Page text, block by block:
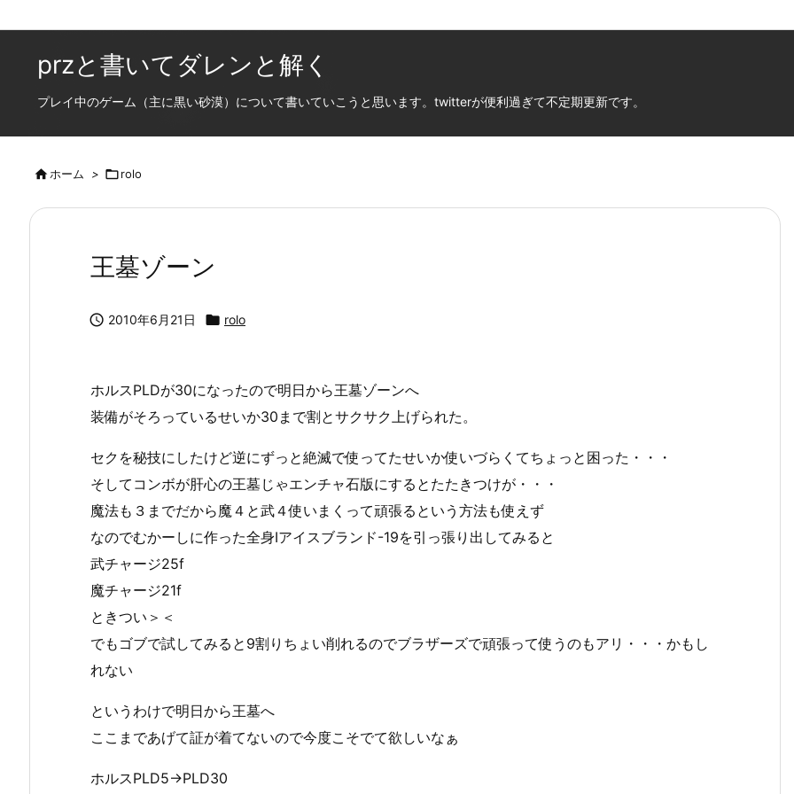
przと書いてダレンと解く
プレイ中のゲーム（主に黒い砂漠）について書いていこうと思います。twitterが便利過ぎて不定期更新です。
ホーム > rolo
王墓ゾーン
 2010年6月21日  rolo
ホルスPLDが30になったので明日から王墓ゾーンへ
装備がそろっているせいか30まで割とサクサク上げられた。
セクを秘技にしたけど逆にずっと絶滅で使ってたせいか使いづらくてちょっと困った・・・
そしてコンボが肝心の王墓じゃエンチャ石版にするとたたきつけが・・・
魔法も３までだから魔４と武４使いまくって頑張るという方法も使えず
なのでむかーしに作った全身Ⅰアイスブランド-19を引っ張り出してみると
武チャージ25f
魔チャージ21f
ときつい＞＜
でもゴブで試してみると9割りちょい削れるのでブラザーズで頑張って使うのもアリ・・・かもし
れない
というわけで明日から王墓へ
ここまであげて証が着てないので今度こそでて欲しいなぁ
ホルスPLD5→PLD30